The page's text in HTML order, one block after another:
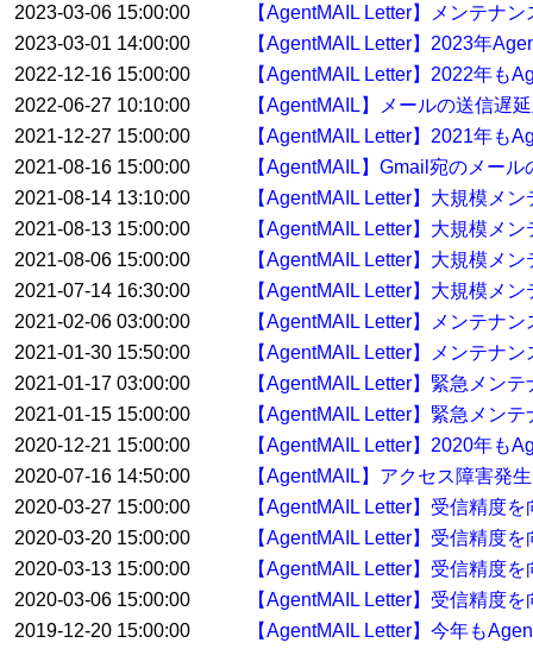
2023-03-06 15:00:00
【AgentMAIL Letter】メンテナ
2023-03-01 14:00:00
【AgentMAIL Letter】2023年
2022-12-16 15:00:00
【AgentMAIL Letter】2022年も
2022-06-27 10:10:00
【AgentMAIL】メールの送信遅
2021-12-27 15:00:00
【AgentMAIL Letter】2021年も
2021-08-16 15:00:00
【AgentMAIL】Gmail宛のメー
2021-08-14 13:10:00
【AgentMAIL Letter】大規模メ
2021-08-13 15:00:00
【AgentMAIL Letter】大規模メ
2021-08-06 15:00:00
【AgentMAIL Letter】大規模メ
2021-07-14 16:30:00
【AgentMAIL Letter】大規模メ
2021-02-06 03:00:00
【AgentMAIL Letter】メンテナ
2021-01-30 15:50:00
【AgentMAIL Letter】メンテナ
2021-01-17 03:00:00
【AgentMAIL Letter】緊急メン
2021-01-15 15:00:00
【AgentMAIL Letter】緊急メン
2020-12-21 15:00:00
【AgentMAIL Letter】2020年も
2020-07-16 14:50:00
【AgentMAIL】アクセス障害発
2020-03-27 15:00:00
【AgentMAIL Letter】受信精度
2020-03-20 15:00:00
【AgentMAIL Letter】受信精度
2020-03-13 15:00:00
【AgentMAIL Letter】受信精度
2020-03-06 15:00:00
【AgentMAIL Letter】受信精度
2019-12-20 15:00:00
【AgentMAIL Letter】今年も